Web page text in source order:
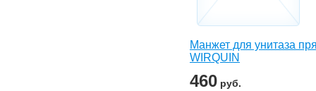
Манжет для унитаза
WIRQUIN
460 руб.